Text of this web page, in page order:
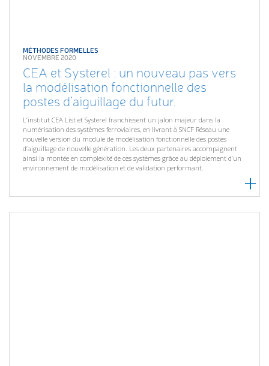
MÉTHODES FORMELLES
NOVEMBRE 2020
CEA et Systerel : un nouveau pas vers
la modélisation fonctionnelle des
postes d’aiguillage du futur.
L’institut CEA List et Systerel franchissent un jalon majeur dans la
numérisation des systèmes ferroviaires, en livrant à SNCF Réseau une
nouvelle version du module de modélisation fonctionnelle des postes
d’aiguillage de nouvelle génération. Les deux partenaires accompagnent
ainsi la montée en complexité de ces systèmes grâce au déploiement d’un
environnement de modélisation et de validation performant.